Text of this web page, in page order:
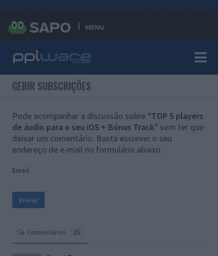
MENU
GERIR SUBSCRIÇÕES
Pode acompanhar a discussão sobre “TOP 5 players
de áudio para o seu iOS + Bónus Track” sem ter que
deixar um comentário. Basta escrever o seu
endereço de e-mail no formulário abaixo.
Email
Comentários 25